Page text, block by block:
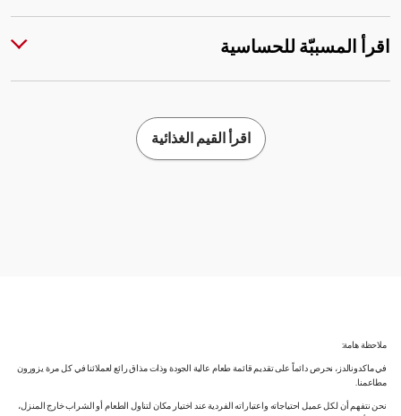
اقرأ المسببّة للحساسية
اقرأ القيم الغذائية
ملاحظة هامة:
في ماكدونالدز، نحرص دائماً على تقديم قائمة طعام عالية الجودة وذات مذاق رائع لعملائنا في كل مرة يزورون
مطاعمنا.
نحن نتفهم أن لكل عميل احتياجاته واعتباراته الفردية عند اختيار مكان لتناول الطعام أو الشراب خارج المنزل،